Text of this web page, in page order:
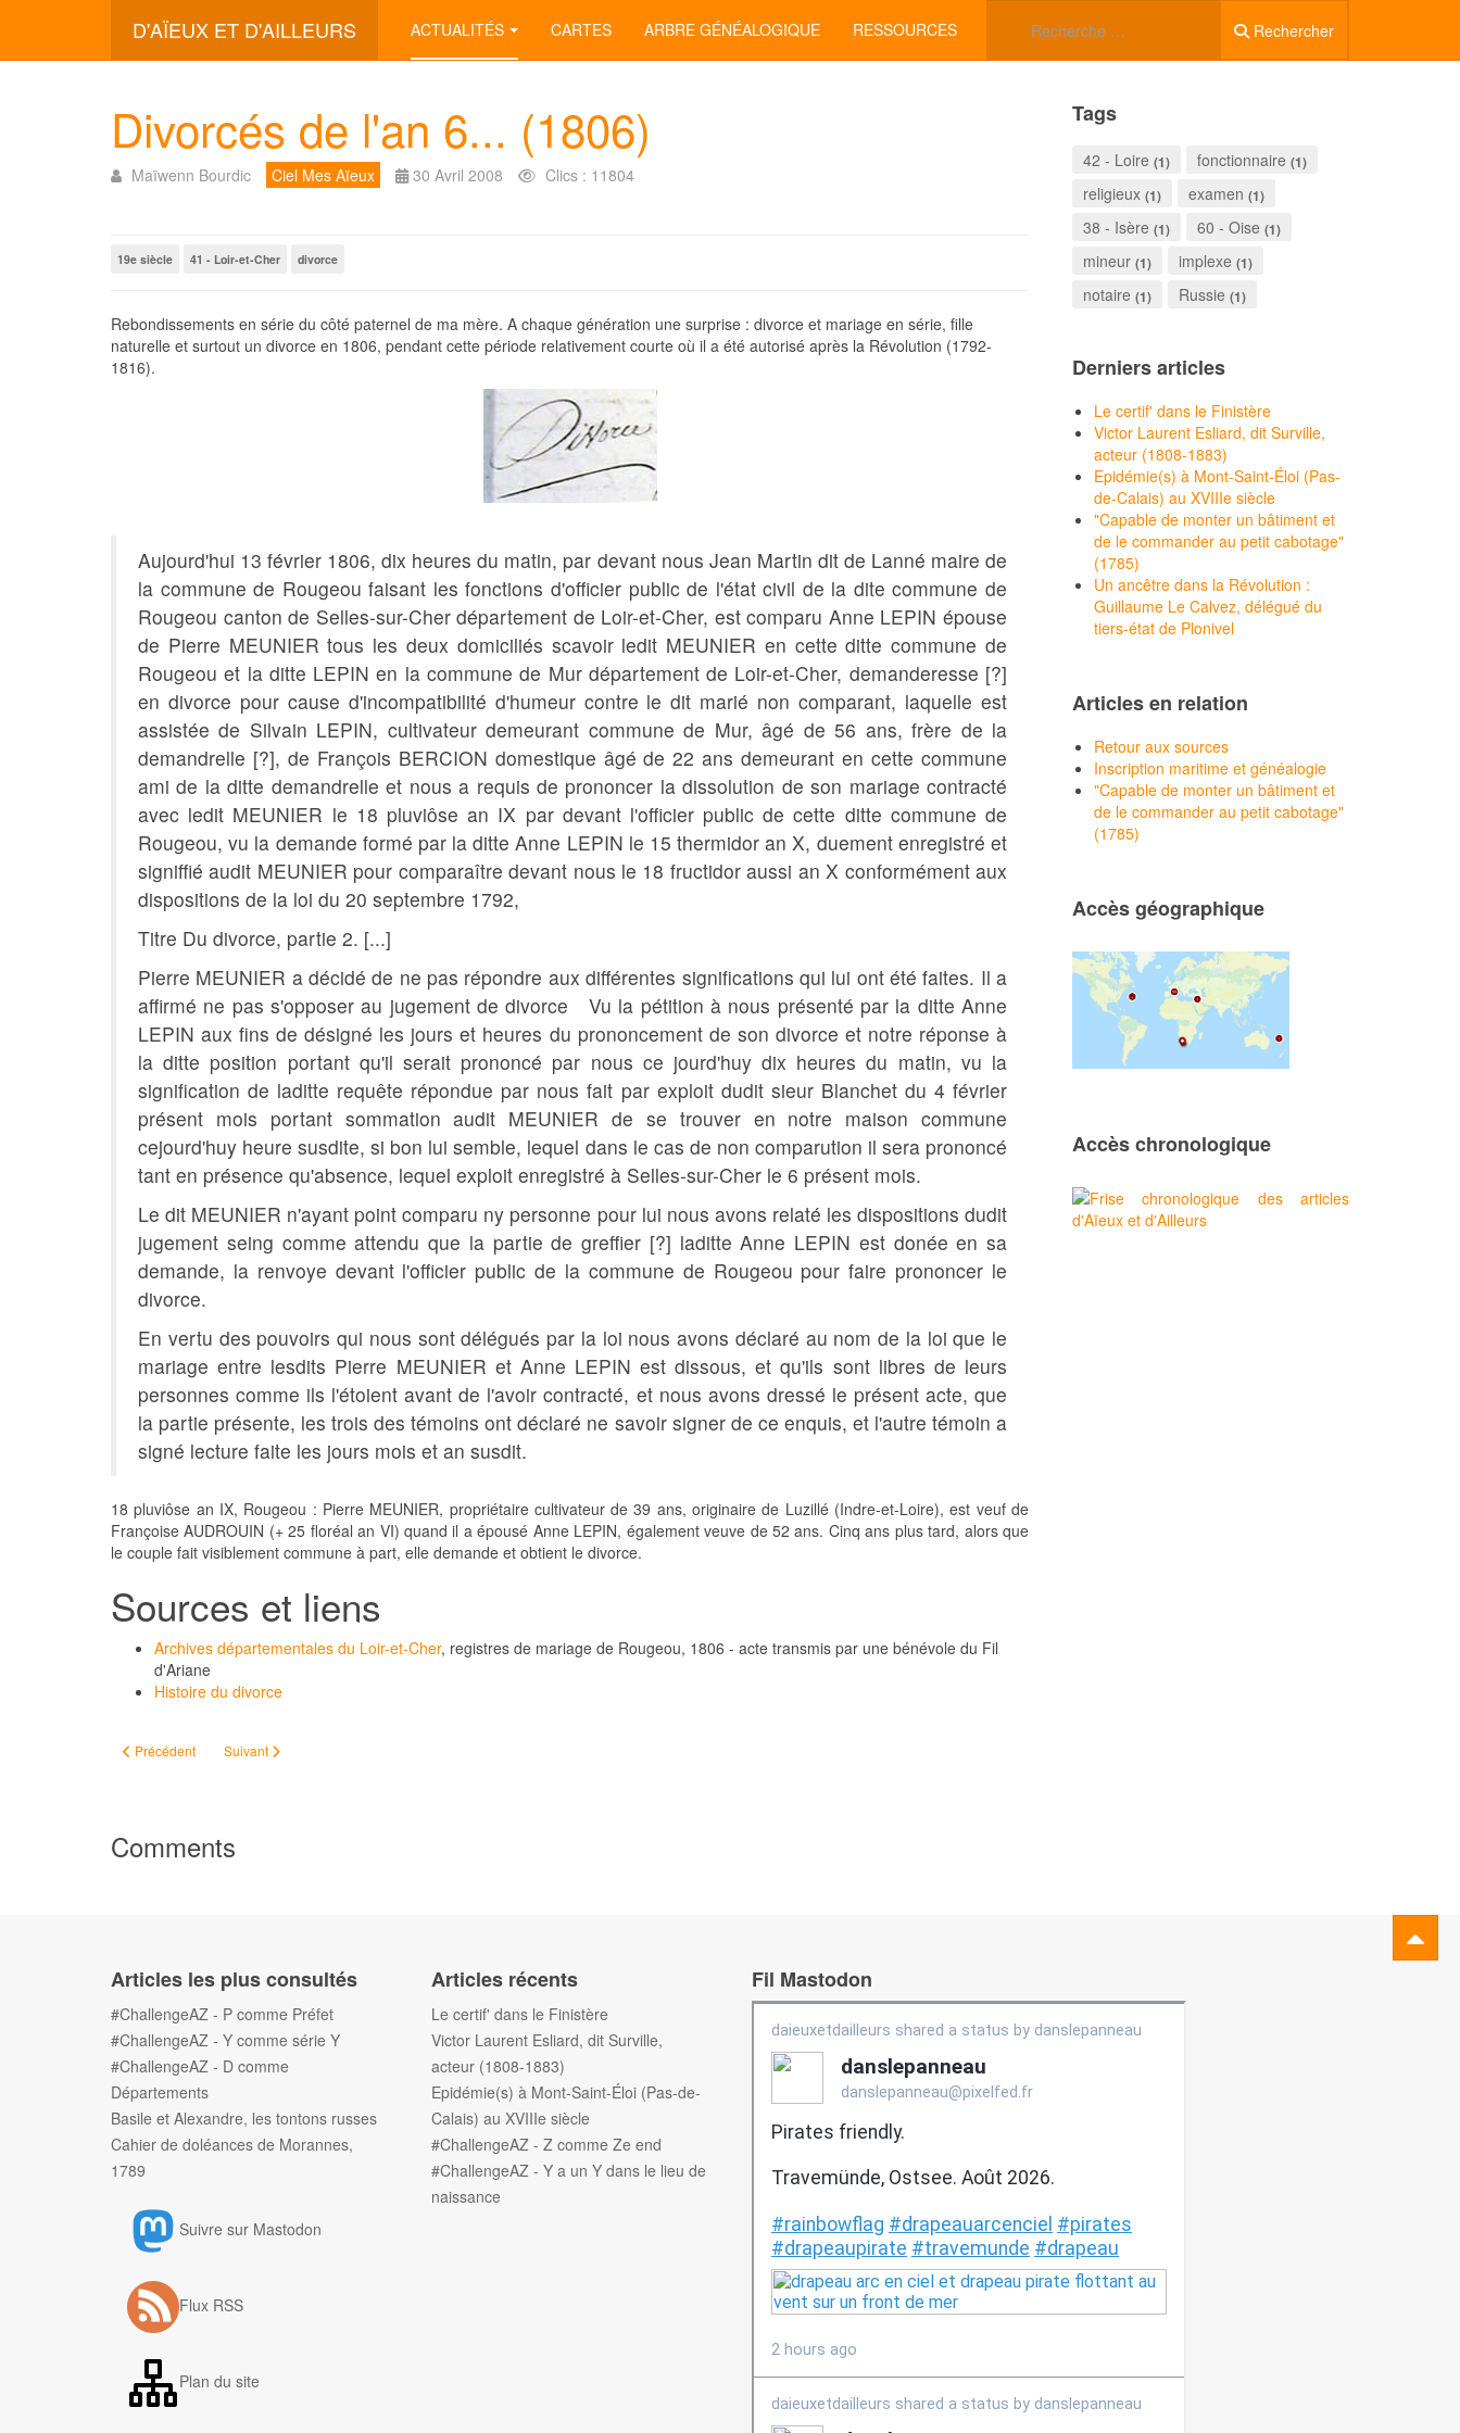
D'AÏEUX ET D'AILLEURS Rechercher
ACTUALITÉS CARTES ARBRE GÉNÉALOGIQUE RESSOURCES
Divorcés de l'an 6... (1806)
Maïwenn Bourdic Ciel Mes Aïeux 30 Avril 2008 Clics : 11804
19e siècle 41 - Loir-et-Cher divorce
Rebondissements en série du côté paternel de ma mère. A chaque génération une surprise : divorce et mariage en série, fille
naturelle et surtout un divorce en 1806, pendant cette période relativement courte où il a été autorisé après la Révolution (1792-
1816).
Aujourd'hui 13 février 1806, dix heures du matin, par devant nous Jean Martin dit de Lanné maire de
la commune de Rougeou faisant les fonctions d'officier public de l'état civil de la dite commune de
Rougeou canton de Selles-sur-Cher département de Loir-et-Cher, est comparu Anne LEPIN épouse
de Pierre MEUNIER tous les deux domiciliés scavoir ledit MEUNIER en cette ditte commune de
Rougeou et la ditte LEPIN en la commune de Mur département de Loir-et-Cher, demanderesse [?]
en divorce pour cause d'incompatibilité d'humeur contre le dit marié non comparant, laquelle est
assistée de Silvain LEPIN, cultivateur demeurant commune de Mur, âgé de 56 ans, frère de la
demandrelle [?], de François BERCION domestique âgé de 22 ans demeurant en cette commune
ami de la ditte demandrelle et nous a requis de prononcer la dissolution de son mariage contracté
avec ledit MEUNIER le 18 pluviôse an IX par devant l'officier public de cette ditte commune de
Rougeou, vu la demande formé par la ditte Anne LEPIN le 15 thermidor an X, duement enregistré et
signiffié audit MEUNIER pour comparaître devant nous le 18 fructidor aussi an X conformément aux
dispositions de la loi du 20 septembre 1792,
Titre Du divorce, partie 2. [...]
Pierre MEUNIER a décidé de ne pas répondre aux différentes significations qui lui ont été faites. Il a
affirmé ne pas s'opposer au jugement de divorce Vu la pétition à nous présenté par la ditte Anne
LEPIN aux fins de désigné les jours et heures du prononcement de son divorce et notre réponse à
la ditte position portant qu'il serait prononcé par nous ce jourd'huy dix heures du matin, vu la
signification de laditte requête répondue par nous fait par exploit dudit sieur Blanchet du 4 février
présent mois portant sommation audit MEUNIER de se trouver en notre maison commune
cejourd'huy heure susdite, si bon lui semble, lequel dans le cas de non comparution il sera prononcé
tant en présence qu'absence, lequel exploit enregistré à Selles-sur-Cher le 6 présent mois.
Le dit MEUNIER n'ayant point comparu ny personne pour lui nous avons relaté les dispositions dudit
jugement seing comme attendu que la partie de greffier [?] laditte Anne LEPIN est donée en sa
demande, la renvoye devant l'officier public de la commune de Rougeou pour faire prononcer le
divorce.
En vertu des pouvoirs qui nous sont délégués par la loi nous avons déclaré au nom de la loi que le
mariage entre lesdits Pierre MEUNIER et Anne LEPIN est dissous, et qu'ils sont libres de leurs
personnes comme ils l'étoient avant de l'avoir contracté, et nous avons dressé le présent acte, que
la partie présente, les trois des témoins ont déclaré ne savoir signer de ce enquis, et l'autre témoin a
signé lecture faite les jours mois et an susdit.
18 pluviôse an IX, Rougeou : Pierre MEUNIER, propriétaire cultivateur de 39 ans, originaire de Luzillé (Indre-et-Loire), est veuf de
Françoise AUDROUIN (+ 25 floréal an VI) quand il a épousé Anne LEPIN, également veuve de 52 ans. Cinq ans plus tard, alors que
le couple fait visiblement commune à part, elle demande et obtient le divorce.
Sources et liens
Archives départementales du Loir-et-Cher, registres de mariage de Rougeou, 1806 - acte transmis par une bénévole du Fil
d'Ariane
Histoire du divorce
Article précédent : Allier... luia !
Précédent Article suivant : SAUSSET Marie Mérance (1856-)
Suivant
Comments
Tags
42 - Loire (1) fonctionnaire (1)
religieux (1) examen (1)
38 - Isère (1) 60 - Oise (1)
mineur (1) implexe (1)
notaire (1) Russie (1)
Derniers articles
Le certif' dans le Finistère
Victor Laurent Esliard, dit Surville,
acteur (1808-1883)
Epidémie(s) à Mont-Saint-Éloi (Pas-
de-Calais) au XVIIIe siècle
"Capable de monter un bâtiment et
de le commander au petit cabotage"
(1785)
Un ancêtre dans la Révolution :
Guillaume Le Calvez, délégué du
tiers-état de Plonivel
Articles en relation
Retour aux sources
Inscription maritime et généalogie
"Capable de monter un bâtiment et
de le commander au petit cabotage"
(1785)
Accès géographique
Accès chronologique
Articles les plus consultés
#ChallengeAZ - P comme Préfet
#ChallengeAZ - Y comme série Y
#ChallengeAZ - D comme
Départements
Basile et Alexandre, les tontons russes
Cahier de doléances de Morannes,
1789
Suivre sur Mastodon
Flux RSS
Plan du site
Articles récents
Le certif' dans le Finistère
Victor Laurent Esliard, dit Surville,
acteur (1808-1883)
Epidémie(s) à Mont-Saint-Éloi (Pas-de-
Calais) au XVIIIe siècle
#ChallengeAZ - Z comme Ze end
#ChallengeAZ - Y a un Y dans le lieu de
naissance
Fil Mastodon